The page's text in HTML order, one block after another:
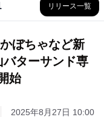
リリース一覧
ぼちゃなど新
ターサンド専
始
2025年8月27日 10:00